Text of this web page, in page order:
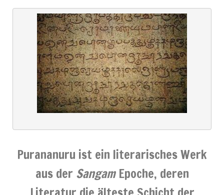
Purananuru ist ein literarisches Werk
aus der SangamEpoche, deren